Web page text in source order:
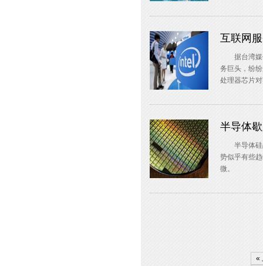
互联网
据台湾媒体
务巨头，纷
处理器芯片
半导体
半导体硅晶
势似乎有些
微。
«